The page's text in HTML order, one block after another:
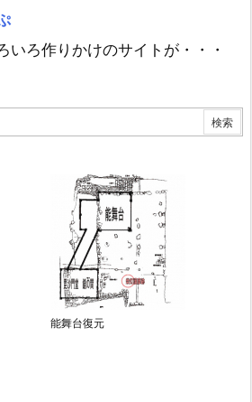
いろ作りかけのサイトが・・・
能舞台復元